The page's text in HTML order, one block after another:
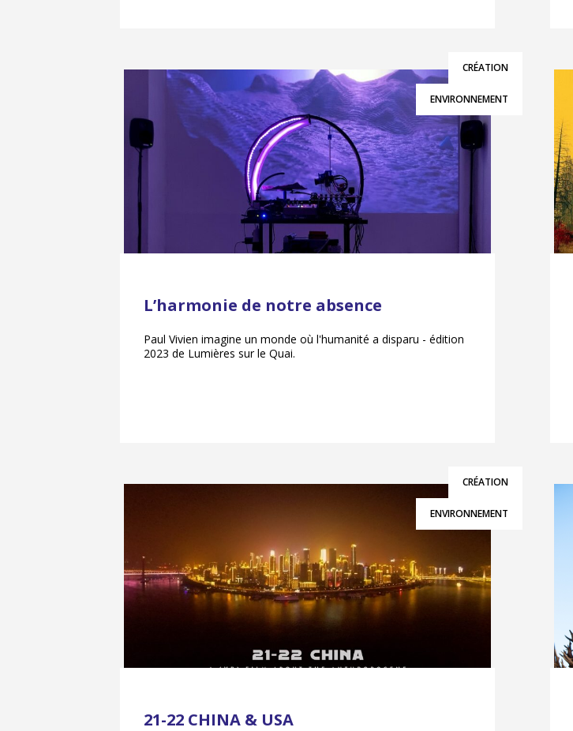
CRÉATION
ENVIRONNEMENT
L’harmonie de notre absence
Paul Vivien imagine un monde où l'humanité a disparu - édition
2023 de Lumières sur le Quai.
CRÉATION
ENVIRONNEMENT
21-22 CHINA & USA